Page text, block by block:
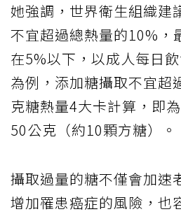
她強調，世界衛生組織建
不宜超過總熱量的10%，
在5%以下，以成人每日
為例，添加糖攝取不宜超
克糖熱量4大卡計算，即
50公克（約10顆方糖）。
攝取過量的糖不僅會加速
增加罹患癌症的風險，也